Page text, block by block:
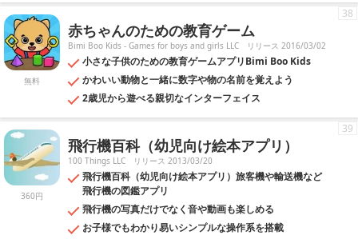
無料
赤ちゃんのための教育ゲーム
Bimi Boo Kids - Games for boys and girls LLC リリース 2016/03/02
小さな子供のための教育ゲームアプリBimi Boo Kids
かわいい動物と一緒に数字や物の名前を覚えよう
2歳児から遊べる親切なインターフェイス
38
360円
飛行機百科（幼児向け絵本アプリ）
100 Things LLC リリース 2013/03/20
飛行機百科（幼児向け絵本アプリ）旅客機や輸送機など
飛行機の図鑑アプリ
飛行機の写真だけでなく音や動画も楽しめる
お子様でもわかり易いシンプルな操作系を搭載
39